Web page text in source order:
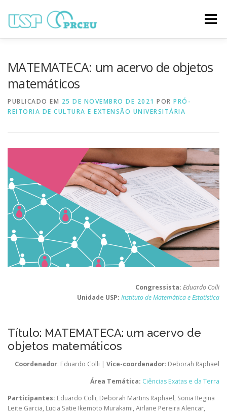
para
Menu
MATEMATECA: um acervo de objetos
matemáticos
PUBLICADO EM 25 DE NOVEMBRO DE 2021 POR PRÓ-
REITORIA DE CULTURA E EXTENSÃO UNIVERSITÁRIA
Congressista: Eduardo Colli
Unidade USP: Instituto de Matemática e Estatística
Título: MATEMATECA: um acervo de
objetos matemáticos
Coordenador: Eduardo Colli | Vice-coordenador: Deborah Raphael
Área Temática: Ciências Exatas e da Terra
Participantes: Eduardo Colli, Deborah Martins Raphael, Sonia Regina
Leite Garcia, Lucia Satie Ikemoto Murakami, Airlane Pereira Alencar,